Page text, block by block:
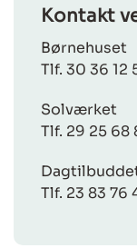
Kontakt
Børnehuset
Tlf. 30 36 12
Solværket
Tlf. 29 25 68
Tlf. 23 83 76